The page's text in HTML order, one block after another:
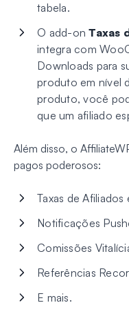
tabela.
O add-onTaxas
integra com
Downloads para
produto em nível
produto, você
que um afiliado
Além disso, o
pagos poderosos:
Taxas de Afiliados
Notificações
Comissões
Referências
E mais.